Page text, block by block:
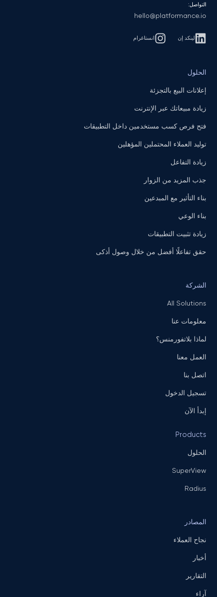
التواصل:
hello@platformance.io
لينكد إن انستاغرام
الحلول
إعلانات البيع بالتجزئة
زيادة مبيعاتك عبر الإنترنت
فتح فرص كسب مستخدمين داخل التطبيقات
توليد العملاء المحتملين المؤهلين
زيادة التفاعل
جذب المزيد من الزوار
بناء التأثير مع المبدعين
بناء الوعي
زيادة تثبيت التطبيقات
حقق تفاعلًا أفضل من خلال وصول أذكى
الشركة
All Solutions
معلومات عنا
لماذا بلاتفورمنس؟
العمل معنا
اتصل بنا
تسجيل الدخول
إبدأ الآن
Products
الحلول
SuperView
Radius
المصادر
نجاح العملاء
أخبار
التقارير
آراء